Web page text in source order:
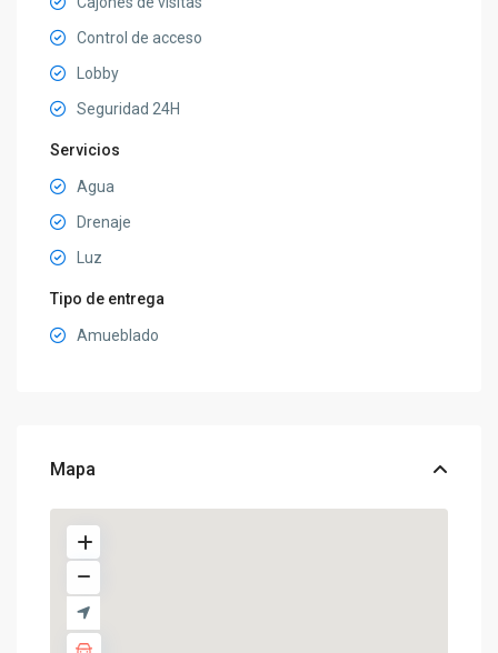
Control de acceso
Lobby
Seguridad 24H
Servicios
Agua
Drenaje
Luz
Tipo de entrega
Amueblado
Mapa